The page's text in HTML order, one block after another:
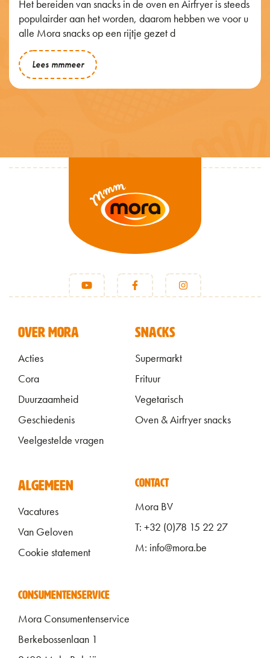
Het bereiden van snacks in de oven en Airfryer is steeds
populairder aan het worden, daarom hebben we voor u
alle Mora snacks op een rijtje gezet d
Lees mmmeer
VOET
OVER MORA
Acties
Cora
Duurzaamheid
Geschiedenis
Veelgestelde vragen
SNACKS
Supermarkt
Frituur
Vegetarisch
Oven & Airfryer snacks
ALGEMEEN FOOTER
ALGEMEEN
Vacatures
Van Geloven
Cookie statement
CONTACT
Mora BV
T: +32 (0)78 15 22 27
M: info@mora.be
CONSUMENTENSERVICE
Mora Consumentenservice
Berkebossenlaan 1